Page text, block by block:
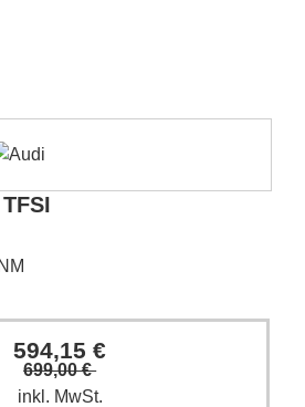
594,15 €
699,00 €
inkl. MwSt.